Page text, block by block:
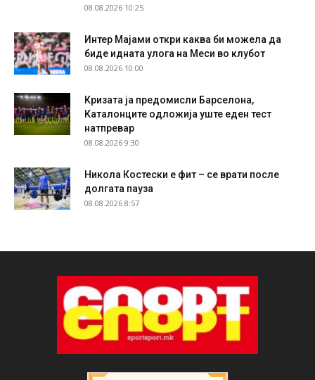
08.08.2026 10:25
Интер Мајами откри каква би можела да
биде идната улога на Меси во клубот
08.08.2026 10:00
Кризата ја предомисли Барселона,
Каталонците одложија уште еден тест
натпревар
08.08.2026 9:30
Никола Костески е фит – се врати после
долгата пауза
08.08.2026 8:57